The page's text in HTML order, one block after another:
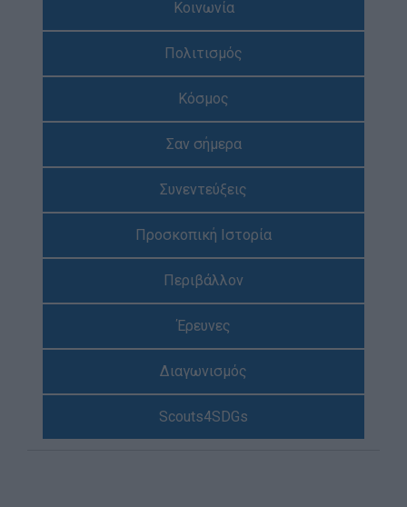
Η Προσκοπική Μέθοδος
Προσκοπικό Πρόγραμμα
Στόχοι Βιώσιμης Ανάπτυξης
Earth Tribe
Ομάδα Διάσωσης Άγριας Ζωής
Νέα
Κοινωνία
Πολιτισμός
Κόσμος
Σαν σήμερα
Συνεντεύξεις
Προσκοπική Ιστορία
Περιβάλλον
Έρευνες
Διαγωνισμός
Scouts4SDGs